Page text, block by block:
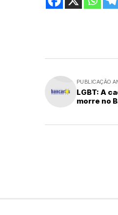
PUBLICAÇÃO
LGBT: A
morre no